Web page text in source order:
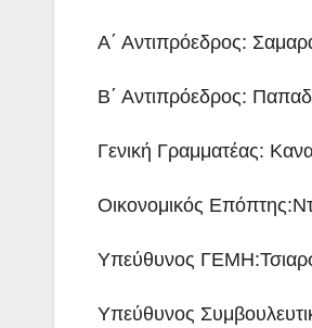
Α΄ Αντιπρόεδρος:
Β΄ Αντιπρόεδρος:
Γενική Γραμματέας:
Οικονομικός
Υπεύθυνος
Υπεύθυνος